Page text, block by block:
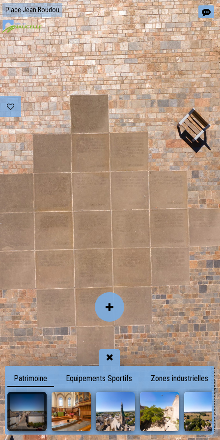
visites-panoramiques.com
Patrimoine Equipements Sportifs Zones industrielles
Place Jean Boudou